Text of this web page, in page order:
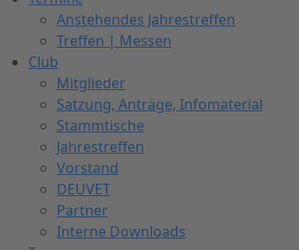
Anstehendes Jahrestreffen
Treffen | Messen
Club
Mitglieder
Satzung, Anträge, Infomaterial
Stammtische
Jahrestreffen
Vorstand
DEUVET
Partner
Interne Downloads